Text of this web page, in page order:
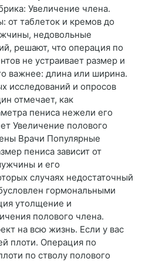
Увеличение члена.
от таблеток и кремов до
недовольные
решают, что операция по
не устраивает размер и
важнее: длина или ширина.
исследований и опросов
отмечает, как
пениса нежели его
Увеличение полового
Врачи Популярные
пениса зависит от
и его
случаях недостаточный
гормональными
утолщение и
полового члена.
на всю жизнь. Если у вас
плоти. Операция по
по стволу полового